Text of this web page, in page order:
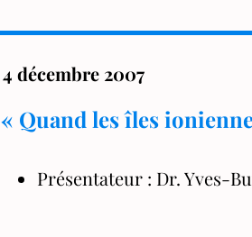
4 décembre 2007
« Quand les îles
Présentateur : Dr. Yves-